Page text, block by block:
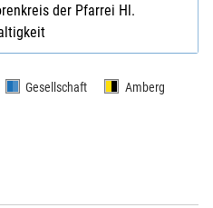
der Pfarrei Hl.
Gesellschaft Amberg